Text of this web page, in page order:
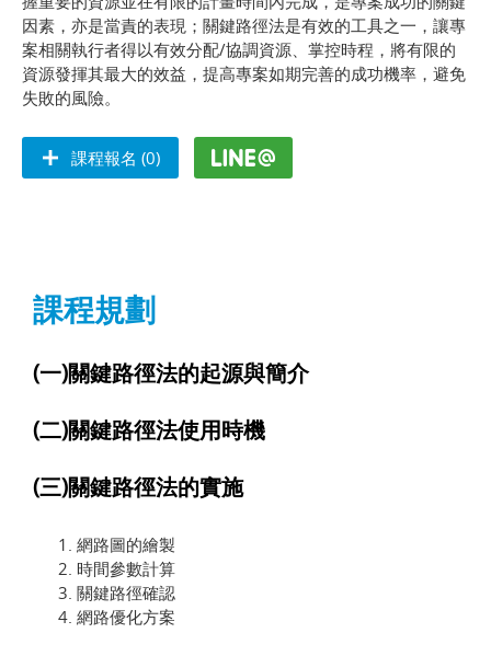
因素，亦是當責的表現；關鍵路徑法是有效的工具之一，讓專
案相關執行者得以有效分配/協調資源、掌控時程，將有限的
資源發揮其最大的效益，提高專案如期完善的成功機率，避免
失敗的風險。
課程報名 (0)
課程規劃
(一)關鍵路徑法的起源與簡介
(二)關鍵路徑法使用時機
(三)關鍵路徑法的實施
網路圖的繪製
時間參數計算
關鍵路徑確認
網路優化方案